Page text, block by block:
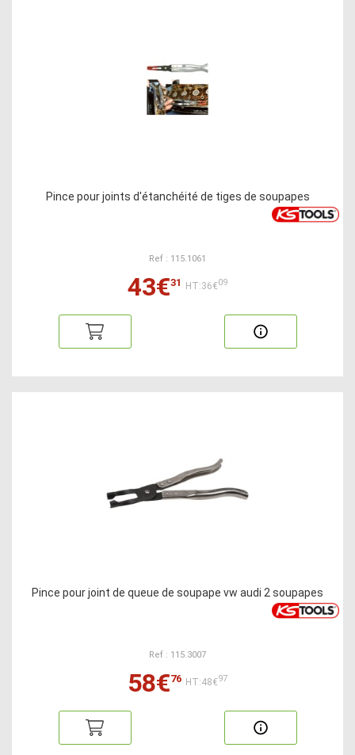
Pince pour joints d'étanchéité de tiges de soupapes
Ref : 115.1061
43€31 HT:36€09
Pince pour joint de queue de soupape vw audi 2 soupapes
Ref : 115.3007
58€76 HT:48€97